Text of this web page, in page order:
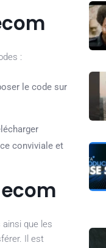
:
le code sur
conviviale et
que les
Il est